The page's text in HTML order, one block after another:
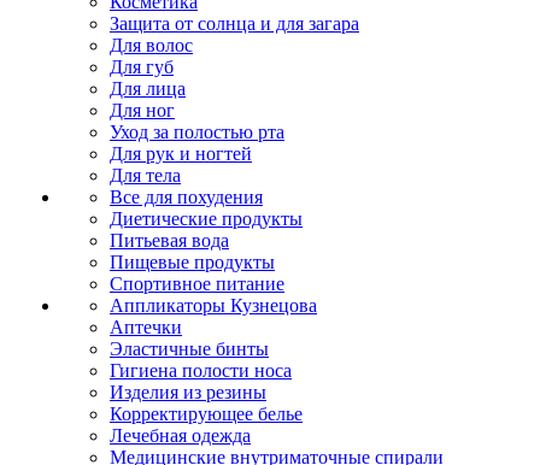
Защита от солнца и для загара
Для волос
Для губ
Для лица
Для ног
Уход за полостью рта
Для рук и ногтей
Для тела
Все для похудения
Диетические продукты
Питьевая вода
Пищевые продукты
Спортивное питание
Аппликаторы Кузнецова
Аптечки
Эластичные бинты
Гигиена полости носа
Изделия из резины
Корректирующее белье
Лечебная одежда
Медицинские внутриматочные спирали